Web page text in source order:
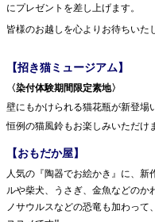
にプレゼントを差し上げます。
皆様のお越しを心よりお待ちいた
【招き猫ミュージアム】
〈染付体験期間限定素地〉
壁にもかけられる猫花瓶が新登場
恒例の猫風鈴もお楽しみいただけ
【おもだか屋】
人気の『陶器でお絵かき』に、新
ルや柴犬、うさぎ、金魚などのか
ノサウルスなどの恐竜も加わって